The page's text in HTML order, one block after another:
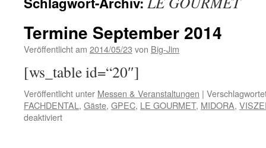
Termine September 2014
Veröffentlicht am 2014/05/23 von Big-Jim
[ws_table id=“20″]
Veröffentlicht unter Messen & Veranstaltungen |
FACHDENTAL , Gäste, GPEC, LE GOURMET, MIDORA,
deaktiviertfür